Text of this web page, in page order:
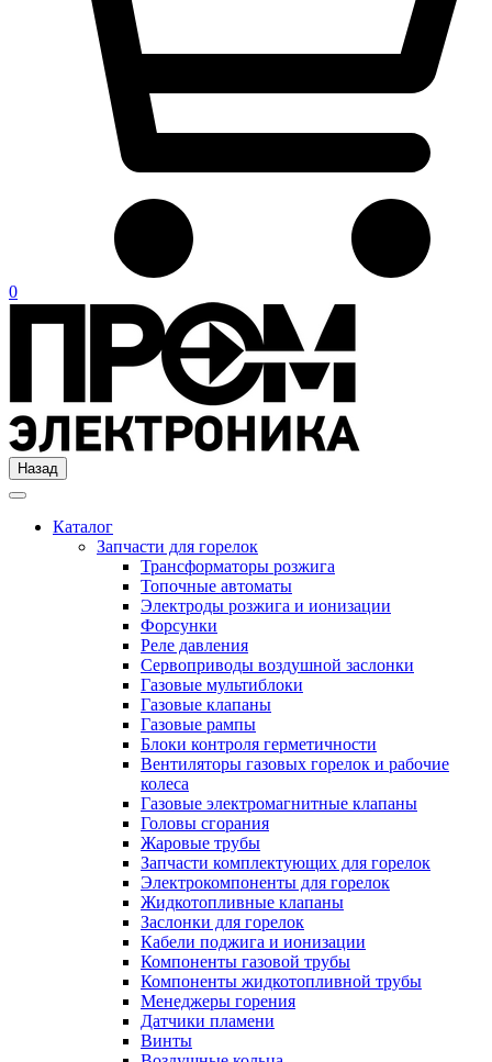
0
Назад
Каталог
Запчасти для горелок
Трансформаторы розжига
Топочные автоматы
Электроды розжига и ионизации
Форсунки
Реле давления
Сервоприводы воздушной заслонки
Газовые мультиблоки
Газовые клапаны
Газовые рампы
Блоки контроля герметичности
Вентиляторы газовых горелок и рабочие
колеса
Газовые электромагнитные клапаны
Головы сгорания
Жаровые трубы
Запчасти комплектующих для горелок
Электрокомпоненты для горелок
Жидкотопливные клапаны
Заслонки для горелок
Кабели поджига и ионизации
Компоненты газовой трубы
Компоненты жидкотопливной трубы
Менеджеры горения
Датчики пламени
Винты